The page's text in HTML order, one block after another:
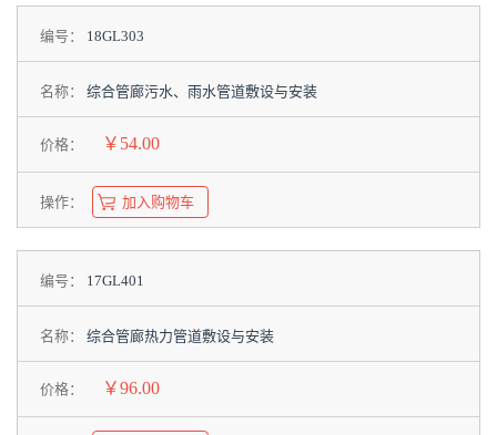
编号： 18GL303
名称： 综合管廊污水、雨水管道敷设与安装
价格： ￥54.00
操作： 加入购物车
编号： 17GL401
名称： 综合管廊热力管道敷设与安装
价格： ￥96.00